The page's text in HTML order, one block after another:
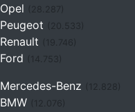
Opel (28.287)
Peugeot (20.533)
Renault (19.746)
Ford (14.753)
Mercedes-Benz (12.828)
BMW (12.076)